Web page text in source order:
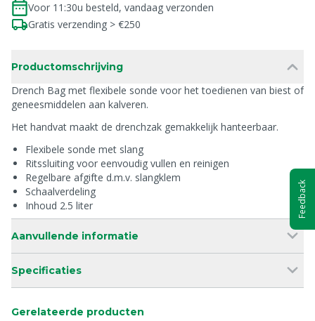
Voor 11:30u besteld, vandaag verzonden
Gratis verzending > €250
Productomschrijving
Drench Bag met flexibele sonde voor het toedienen van biest of
geneesmiddelen aan kalveren.
Het handvat maakt de drenchzak gemakkelijk hanteerbaar.
Flexibele sonde met slang
Ritssluiting voor eenvoudig vullen en reinigen
Regelbare afgifte d.m.v. slangklem
Schaalverdeling
Inhoud 2.5 liter
Aanvullende informatie
Specificaties
Gerelateerde producten
Feedback